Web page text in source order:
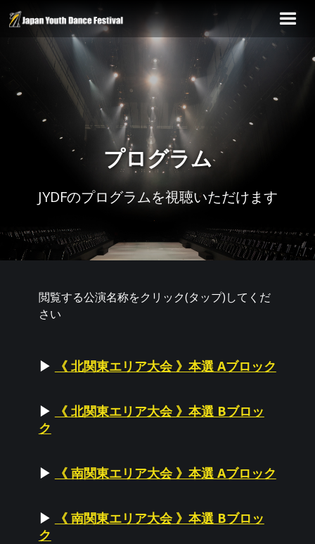
プログラム
JYDFのプログラムを視聴いただけます
閲覧する公演名称をクリック(タップ)してくだ
さい
▶ 《 北関東エリア大会 》本選 Aブロック
▶
《 北関東エリア大会 》本選 Bブロッ
ク
▶ 《 南関東エリア大会 》本選 Aブロック
▶
《 南関東エリア大会 》本選 Bブロッ
ク